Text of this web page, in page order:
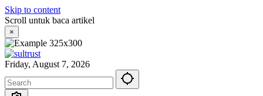
Skip to content
Scroll untuk baca artikel
×
Friday, August 7, 2026